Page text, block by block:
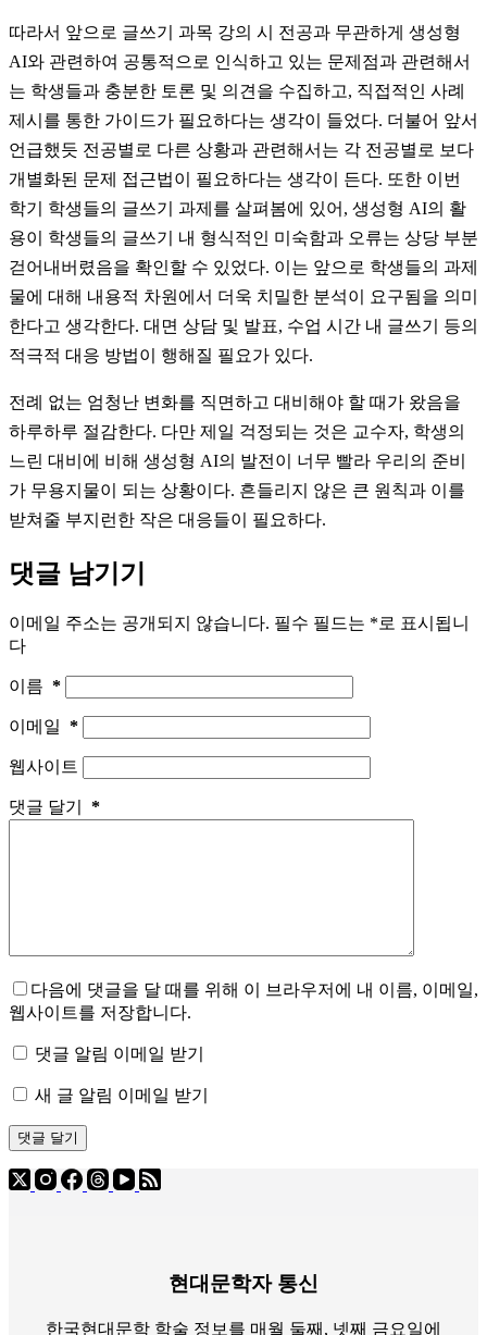
따라서 앞으로 글쓰기 과목 강의 시 전공과 무관하게 생성형
AI와 관련하여 공통적으로 인식하고 있는 문제점과 관련해서
는 학생들과 충분한 토론 및 의견을 수집하고, 직접적인 사례
제시를 통한 가이드가 필요하다는 생각이 들었다. 더불어 앞서
언급했듯 전공별로 다른 상황과 관련해서는 각 전공별로 보다
개별화된 문제 접근법이 필요하다는 생각이 든다. 또한 이번
학기 학생들의 글쓰기 과제를 살펴봄에 있어, 생성형 AI의 활
용이 학생들의 글쓰기 내 형식적인 미숙함과 오류는 상당 부분
걷어내버렸음을 확인할 수 있었다. 이는 앞으로 학생들의 과제
물에 대해 내용적 차원에서 더욱 치밀한 분석이 요구됨을 의미
한다고 생각한다. 대면 상담 및 발표, 수업 시간 내 글쓰기 등의
적극적 대응 방법이 행해질 필요가 있다.
전례 없는 엄청난 변화를 직면하고 대비해야 할 때가 왔음을
하루하루 절감한다. 다만 제일 걱정되는 것은 교수자, 학생의
느린 대비에 비해 생성형 AI의 발전이 너무 빨라 우리의 준비
가 무용지물이 되는 상황이다. 흔들리지 않은 큰 원칙과 이를
받쳐줄 부지런한 작은 대응들이 필요하다.
댓글 남기기
이메일 주소는 공개되지 않습니다. 필수 필드는 *로 표시됩니
다
이름 *
이메일 *
웹사이트
댓글 달기 *
다음에 댓글을 달 때를 위해 이 브라우저에 내 이름, 이메일,
웹사이트를 저장합니다.
댓글 알림 이메일 받기
새 글 알림 이메일 받기
댓글 달기
현대문학자 통신
한국현대문학 학술 정보를 매월 둘째, 넷째 금요일에